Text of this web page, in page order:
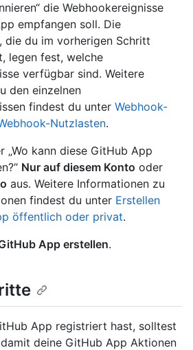
die Webhookereignisse
empfangen soll. Die
die du im vorherigen Schritt
legen fest, welche
verfügbar sind. Weitere
den einzelnen
findest du unter Webhook-
Nutzlasten.
„Wo kann diese GitHub App
Nur auf diesem Konto oder
aus. Weitere Informationen zu
findest du unter Erstellen
öffentlich oder privat.
App erstellen.
App registriert hast, solltest
deine GitHub App Aktionen